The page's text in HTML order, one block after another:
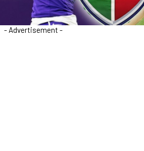
- Advertisement -